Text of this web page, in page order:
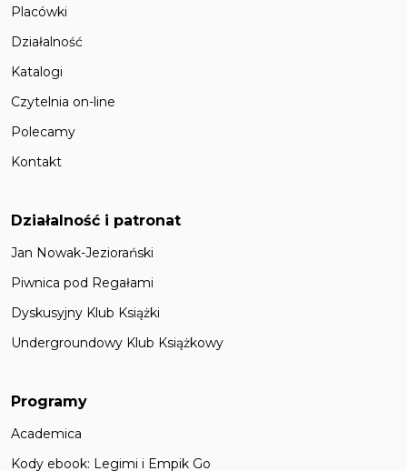
Placówki
Działalność
Katalogi
Czytelnia on-line
Polecamy
Kontakt
Działalność i patronat
Jan Nowak-Jeziorański
Piwnica pod Regałami
Dyskusyjny Klub Książki
Undergroundowy Klub Książkowy
Programy
Academica
Kody ebook: Legimi i Empik Go